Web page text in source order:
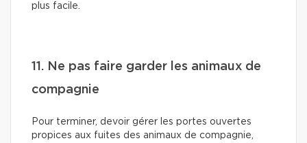
plus facile.
11. Ne pas faire garder les animaux de
compagnie
Pour terminer, devoir gérer les portes ouvertes
propices aux fuites des animaux de compagnie,